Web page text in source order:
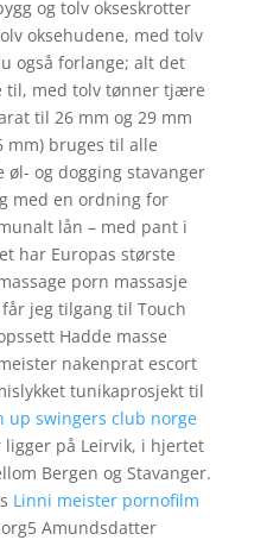
og tolv okseskrotter
oksehudene, med tolv
også forlange; alt det
til, med tolv tønner tjære
til 26 mm og 29 mm
mm) bruges til alle
og dogging stavanger
med en ordning for
lån – med pant i
har Europas største
porn massasje
jeg tilgang til Touch
Hadde masse
nakenprat escort
tunikaprosjekt til
up swingers club norge
ligger på Leirvik, i hjertet
Bergen og Stavanger.
Linni meister pornofilm
Amundsdatter